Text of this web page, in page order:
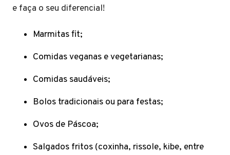
e faça o seu diferencial!
Marmitas fit;
Comidas veganas e vegetarianas;
Comidas saudáveis;
Bolos tradicionais ou para festas;
Ovos de Páscoa;
Salgados fritos (coxinha, rissole, kibe, entre